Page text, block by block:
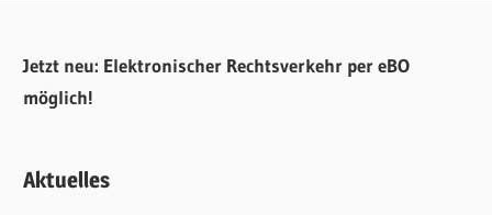
Jetzt neu: Elektronischer Rechtsverkehr per eBO
möglich!
Aktuelles